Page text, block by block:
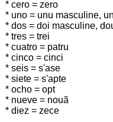
* cero = zero
* uno = unu masculine,
* dos = doi masculine,
* tres = trei
* cuatro = patru
* cinco = cinci
* seis = s'ase
* siete = s'apte
* ocho = opt
* nueve = nouã
* diez = zece